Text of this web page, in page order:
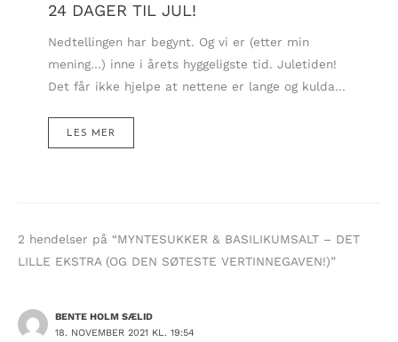
24 DAGER TIL JUL!
Nedtellingen har begynt. Og vi er (etter min
mening…) inne i årets hyggeligste tid. Juletiden!
Det får ikke hjelpe at nettene er lange og kulda…
LES MER
2 hendelser på “MYNTESUKKER & BASILIKUMSALT – DET
LILLE EKSTRA (OG DEN SØTESTE VERTINNEGAVEN!)”
BENTE HOLM SÆLID
18. NOVEMBER 2021 KL. 19:54